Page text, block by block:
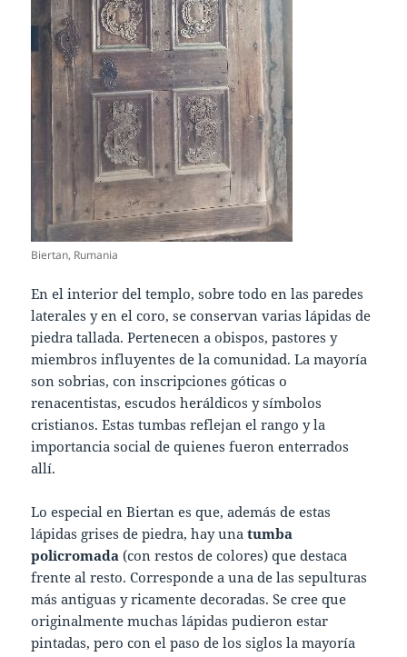
Biertan, Rumania
En el interior del templo, sobre todo en las paredes
laterales y en el coro, se conservan varias lápidas de
piedra tallada. Pertenecen a obispos, pastores y
miembros influyentes de la comunidad. La mayoría
son sobrias, con inscripciones góticas o
renacentistas, escudos heráldicos y símbolos
cristianos. Estas tumbas reflejan el rango y la
importancia social de quienes fueron enterrados
allí.
Lo especial en Biertan es que, además de estas
lápidas grises de piedra, hay unatumba
policromada (con restos de colores) que destaca
frente al resto. Corresponde a una de las sepulturas
más antiguas y ricamente decoradas. Se cree que
originalmente muchas lápidas pudieron estar
pintadas, pero con el paso de los siglos la mayoría